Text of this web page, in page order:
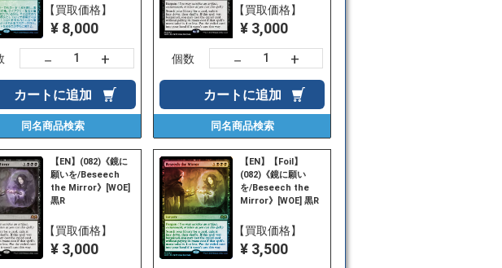
黒R
【買取価格】
¥ 8,000
－ +
カートに追加
同名商品検索
【買取価格】
¥ 3,000
個数 － +
カートに追加
同名商品検索
【EN】(082)《鏡に
願いを/Beseech
the Mirror》[WOE]
黒R
【買取価格】
¥ 3,000
【EN】【Foil】
(082)《鏡に願い
を/Beseech the
Mirror》[WOE] 黒R
【買取価格】
¥ 3,500